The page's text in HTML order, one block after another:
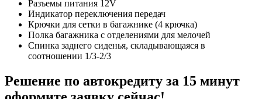
Разъемы питания 12V
Индикатор переключения передач
Крючки для сетки в багажнике (4 крючка)
Полка багажника с отделениями для мелочей
Спинка заднего сиденья, складывающаяся в
соотношении 1/3-2/3
Решение по автокредиту за 15 минут